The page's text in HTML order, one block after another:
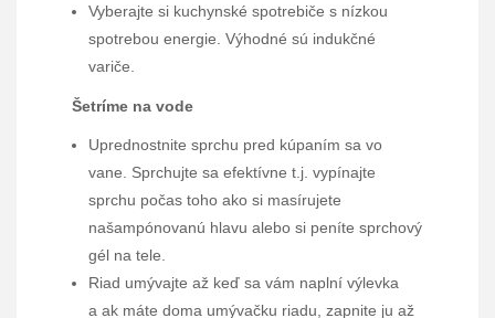
Vyberajte si kuchynské spotrebiče s nízkou
spotrebou energie. Výhodné sú indukčné
variče.
Šetríme na vode
Uprednostnite sprchu pred kúpaním sa vo
vane. Sprchujte sa efektívne t.j. vypínajte
sprchu počas toho ako si masírujete
našampónovanú hlavu alebo si peníte sprchový
gél na tele.
Riad umývajte až keď sa vám naplní výlevka
a ak máte doma umývačku riadu, zapnite ju až